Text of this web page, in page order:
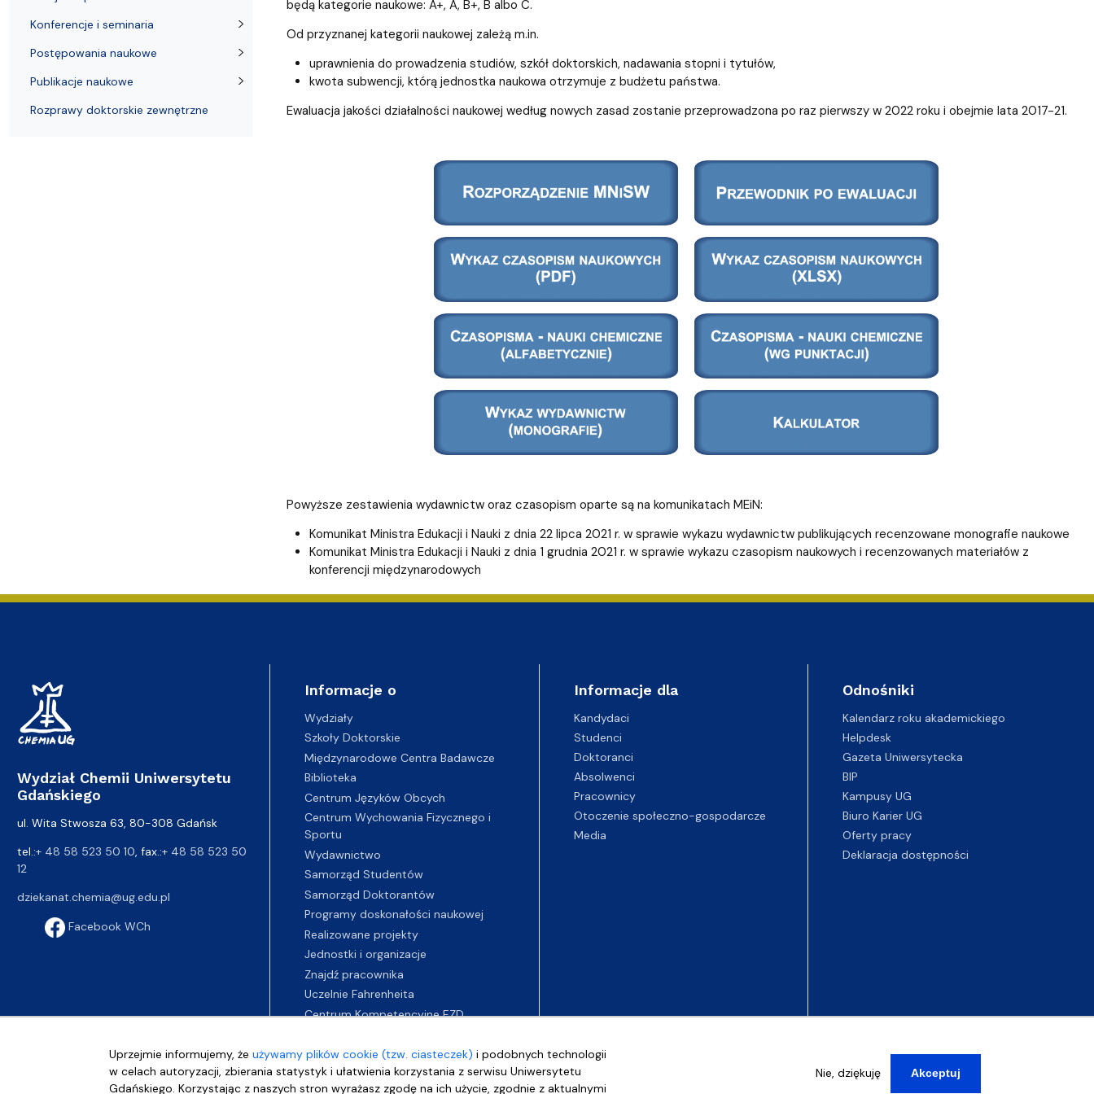
Uprzejmie informujemy, żeużywamy plików cookie (tzw. ciasteczek) i podobnych technologii
w celach autoryzacji, zbierania statystyk i ułatwienia korzystania z serwisu Uniwersytetu
Gdańskiego. Korzystając z naszych stron wyrażasz zgodę na ich użycie, zgodnie z aktualnymi
Nie, dziękuję Akceptuj
będą kategorie naukowe: A+, A, B+, B albo C.
Od przyznanej kategorii naukowej zależą m.in.
uprawnienia do prowadzenia studiów, szkół doktorskich, nadawania stopni i tytułów,
kwota subwencji, którą jednostka naukowa otrzymuje z budżetu państwa.
Ewaluacja jakości działalności naukowej według nowych zasad zostanie przeprowadzona po raz pierwszy w 2022 roku i obejmie lata 2017-21.
Powyższe zestawienia wydawnictw oraz czasopism oparte są na komunikatach MEiN:
Komunikat Ministra Edukacji i Nauki z dnia 22 lipca 2021 r. w sprawie wykazu wydawnictw publikujących recenzowane monografie naukowe
Komunikat Ministra Edukacji i Nauki z dnia 1 grudnia 2021 r. w sprawie wykazu czasopism naukowych i recenzowanych materiałów z
konferencji międzynarodowych
Konferencje i seminaria
Postępowania naukowe
Publikacje naukowe
Rozprawy doktorskie zewnętrzne
Wydział Chemii Uniwersytetu
Gdańskiego
ul. Wita Stwosza 63, 80-308 Gdańsk
tel.:+ 48 58 523 50 10 , fax.:+ 48 58 523 50
12
dziekanat.chemia@ug.edu.pl
Facebook WCh
Informacje o
Wydziały
Szkoły Doktorskie
Międzynarodowe Centra Badawcze
Biblioteka
Centrum Języków Obcych
Centrum Wychowania Fizycznego i
Sportu
Wydawnictwo
Samorząd Studentów
Samorząd Doktorantów
Programy doskonałości naukowej
Realizowane projekty
Jednostki i organizacje
Znajdź pracownika
Uczelnie Fahrenheita
Centrum Kompetencyjne EZD
Informacje dla
Kandydaci
Studenci
Doktoranci
Absolwenci
Pracownicy
Otoczenie społeczno-gospodarcze
Media
Odnośniki
Kalendarz roku akademickiego
Helpdesk
Gazeta Uniwersytecka
BIP
Kampusy UG
Biuro Karier UG
Oferty pracy
Deklaracja dostępności